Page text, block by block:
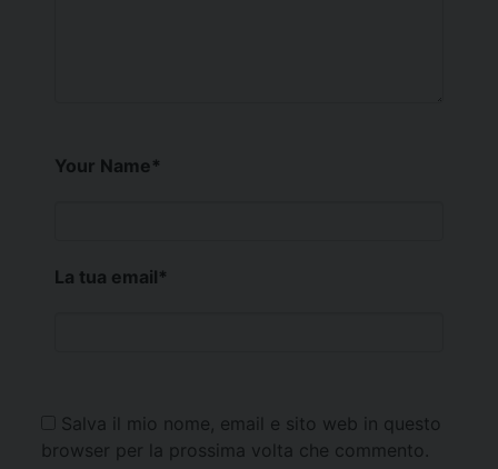
Your Name*
La tua email*
Salva il mio nome, email e sito web in questo
browser per la prossima volta che commento.